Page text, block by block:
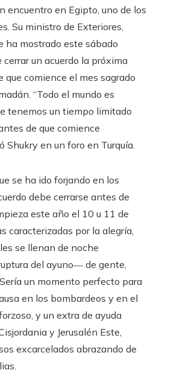
encuentro en Egipto, uno de los
Su ministro de Exteriores,
ha mostrado este sábado
cerrar un acuerdo la próxima
que comience el mes sagrado
“Todo el mundo es
tenemos un tiempo limitado
de que comience
Shukry en un foro en Turquía.
se ha ido forjando en los
debe cerrarse antes de
este año el 10 u 11 de
caracterizadas por la alegría,
se llenan de noche
del ayuno― de gente,
un momento perfecto para
en los bombardeos y en el
y un extra de ayuda
y Jerusalén Este,
excarcelados abrazando de